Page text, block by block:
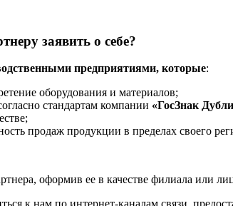
заявить о себе?
предприятиями, которые:
оборудования и материалов;
стандартам компании «ГосЗнак
продаж продукции в пределах своего
оформив ее в качестве филиала или